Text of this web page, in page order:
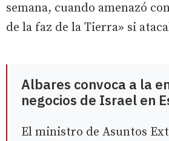
semana, cuando amenazó
de la faz de la Tierra» si
Albares convoca a la
negocios de Israel en
El ministro de Asuntos